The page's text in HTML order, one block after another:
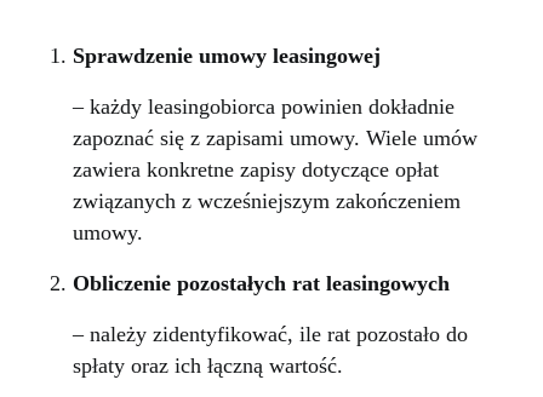
Sprawdzenie umowy leasingowej
– każdy leasingobiorca powinien dokładnie
zapoznać się z zapisami umowy. Wiele umów
zawiera konkretne zapisy dotyczące opłat
związanych z wcześniejszym zakończeniem
umowy.
Obliczenie pozostałych rat leasingowych
– należy zidentyfikować, ile rat pozostało do
spłaty oraz ich łączną wartość.